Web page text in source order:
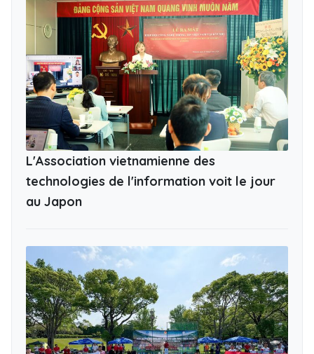
L'Association vietnamienne des
technologies de l'information voit le jour
au Japon